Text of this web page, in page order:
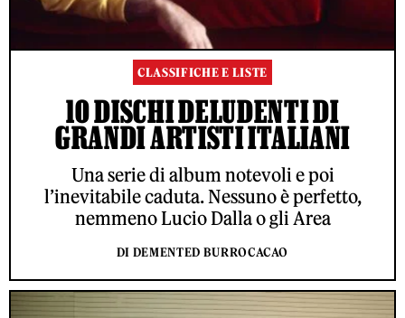
CLASSIFICHE E LISTE
10 DISCHI DELUDENTI DI
GRANDI ARTISTI ITALIANI
Una serie di album notevoli e poi
l’inevitabile caduta. Nessuno è perfetto,
nemmeno Lucio Dalla o gli Area
DI DEMENTED BURROCACAO